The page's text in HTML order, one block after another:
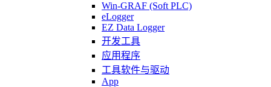
Win-GRAF (Soft PLC)
eLogger
EZ Data Logger
开发工具
应用程序
工具软件与驱动
App